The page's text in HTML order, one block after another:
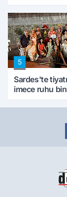
5
Sardes'te
imece ruhu